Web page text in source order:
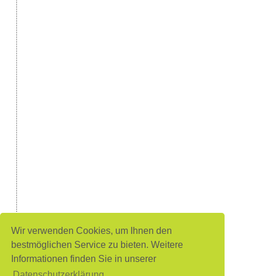
Wir verwenden Cookies, um Ihnen den
bestmöglichen Service zu bieten. Weitere
Informationen finden Sie in unserer